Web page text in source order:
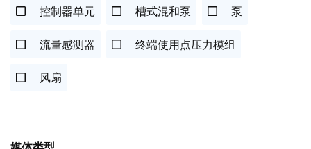
控制器单元 槽式混和泵 泵
流量感测器 终端使用点压力模组
风扇